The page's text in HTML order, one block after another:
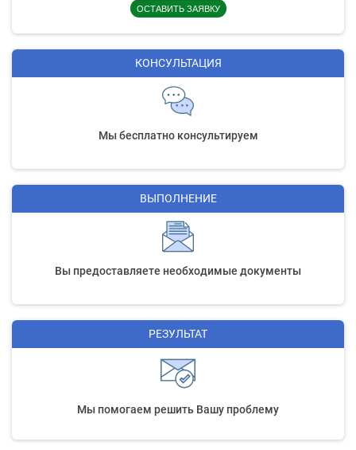
ОСТАВИТЬ ЗАЯВКУ
КОНСУЛЬТАЦИЯ
Мы бесплатно консультируем
ВЫПОЛНЕНИЕ
Вы предоставляете необходимые документы
РЕЗУЛЬТАТ
Мы помогаем решить Вашу проблему